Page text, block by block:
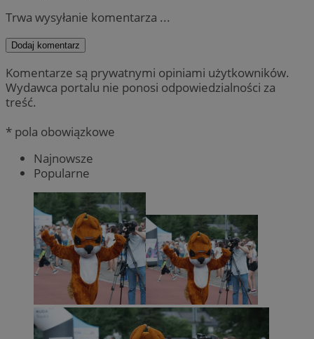
Trwa wysyłanie komentarza ...
Dodaj komentarz
Komentarze są prywatnymi opiniami użytkowników.
Wydawca portalu nie ponosi odpowiedzialności za
treść.
* pola obowiązkowe
Najnowsze
Popularne